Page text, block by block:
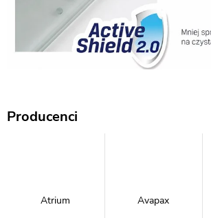
Producenci
Atrium Avapax